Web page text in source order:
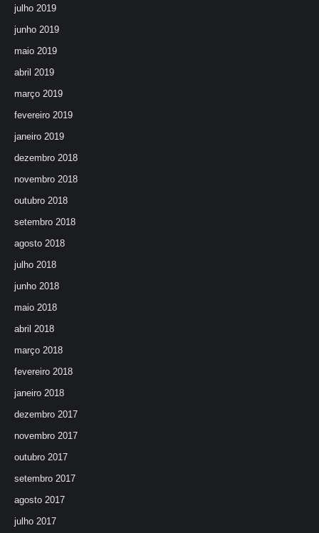
julho 2019
junho 2019
maio 2019
abril 2019
março 2019
fevereiro 2019
janeiro 2019
dezembro 2018
novembro 2018
outubro 2018
setembro 2018
agosto 2018
julho 2018
junho 2018
maio 2018
abril 2018
março 2018
fevereiro 2018
janeiro 2018
dezembro 2017
novembro 2017
outubro 2017
setembro 2017
agosto 2017
julho 2017